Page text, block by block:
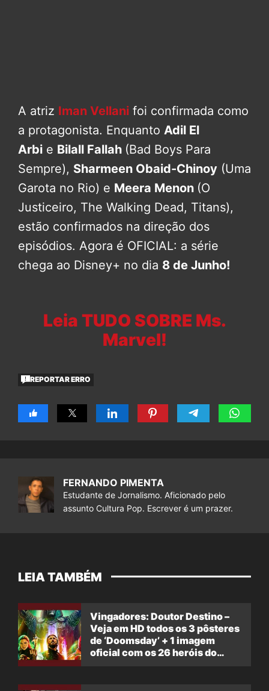
A atriz Iman Vellani foi confirmada como
a protagonista. Enquanto Adil El
Arbi e Bilall Fallah (Bad Boys Para
Sempre), Sharmeen Obaid-Chinoy (Uma
Garota no Rio) e Meera Menon (O
Justiceiro, The Walking Dead, Titans),
estão confirmados na direção dos
episódios. Agora é OFICIAL: a série
chega ao Disney+ no dia 8 de Junho!
Leia TUDO SOBRE Ms.
Marvel!
REPORTAR ERRO
FERNANDO PIMENTA
Estudante de Jornalismo. Aficionado pelo
assunto Cultura Pop. Escrever é um prazer.
LEIA TAMBÉM
Vingadores: Doutor Destino –
Veja em HD todos os 3 pôsteres
de ‘Doomsday’ + 1 imagem
oficial com os 26 heróis do